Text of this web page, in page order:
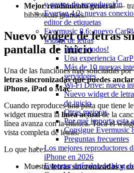
y gestos de reproducción
Evertag 4.2: nuevas
editor de etiquetas
Evermusic 8.6: nuevo
widget de letras
¡Hola a todos!
Una experiencia
Más de 10 nuevas
servidores
Wi-Fi Drive: nueva
Nuevo widget de
de inicio
Otras mejoras
Por qué importa esta
Consigue Evermusic
Preguntas frecuentes
Los mejores reproductores
iPhone en 2026
Exportar artículos de blog
Mejor rendimiento general—
bibliotecas grandes.
Nuevo widget de letras
pantalla de inicio
Una de las funciones más solicitadas
letras sincronizadas que puedes
iPhone, iPad o Mac.
Cuando reproduces una pista que tiene
widget muestra la línea actualde la
línea avanza con la música. Toca el
vista completa de letras.
Lo que hace:
Muestraletras sincronizadas y